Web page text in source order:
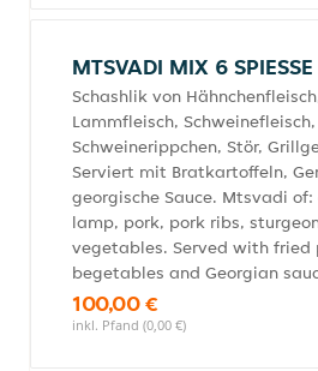
MTSVADI MIX 6 SPIESSE
Schashlik von
Lammfleisch, Schweinefleisch,
Schweinerippchen, Stör,
Serviert mit Bratkartoffeln,
georgische Sauce. Mtsvadi of:
lamp, pork, pork ribs,
vegetables. Served with fried
begetables and Georgian
100,00 €
inkl. Pfand (0,00 €)